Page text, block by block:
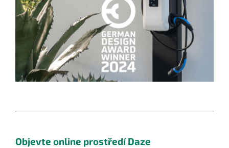
Objevte online prostředí Daze